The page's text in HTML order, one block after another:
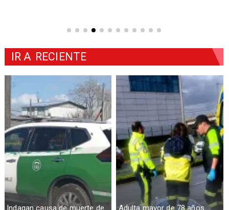
Indagan causa de muerte de
Adulta mayor de 78 años
IR A RECIENTE